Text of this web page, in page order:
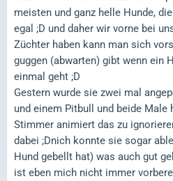
meisten und ganz helle Hunde,
egal ;D und daher wir vorne bei
Züchter haben kann man sich
guggen (abwarten) gibt wenn ein
einmal geht ;D
Gestern wurde sie zwei mal
und einem Pitbull und beide
Stimmer animiert das zu
dabei ;Dnich konnte sie sogar
Hund gebellt hat) was auch gut
ist eben mich nicht immer